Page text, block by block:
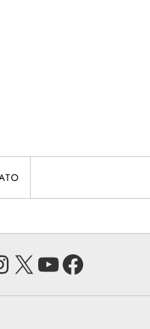
Instagram
X Youtube